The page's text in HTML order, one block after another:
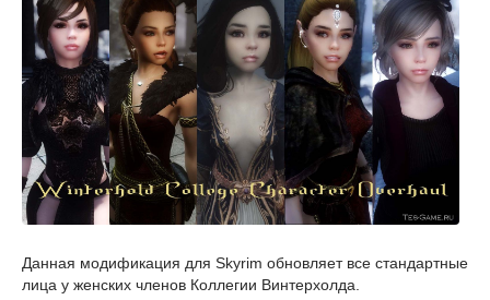
Данная модификация для Skyrim обновляет все стандартные
лица у женских членов Коллегии Винтерхолда.